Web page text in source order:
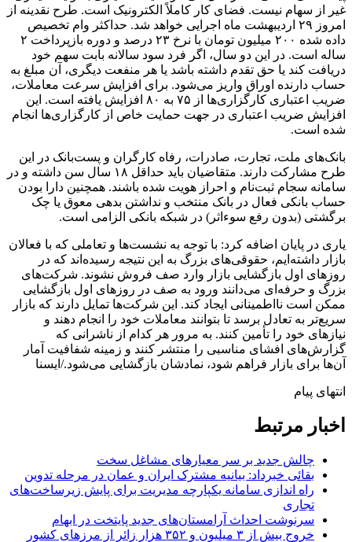
غیر از سهام نیست. فضای کار کاملاً الکترونیک است. طرح نقدینه از
امروز ۲۹ اردیبهشت ماه اجرایی خواهد شد. حداکثر وام تخصیص
داده شده ۲۰۰ میلیون تومان با نرخ ۲۳ درصد و دوره بازپرداخت ۲
ساله است. در این دو سال، اگر فرد سود سالانه بابت سهم خود
دریافت کند یا حق تقدم داشته باشد یا هر منفعت دیگری، آن مبلغ به
حساب دارنده اوراق واریز می‌شود. برای افزایش سرعت معاملات،
ضریب اعتباری کارگزاری‌ها از ۷۵ به ۸۰ افزایش یافته است. این
افزایش ضریب اعتباری در جهت حمایت خاص از کارگزاری‌ها انجام
شده است.
بانک‌های ملت، تجارت، صادرات، رفاه کارگران و پست‌بانک در این
طرح مشارکت دارند. متقاضیان باید حداقل ۱۸ سال سن داشته و در
سامانه سجام ثبت‌نام و احراز هویت شده باشند. همچنین دارا بودن
حساب بانکی فعال در بانک منتخب و نداشتن بدهی معوق یا چک
برگشتی (بدون رفع سوءاثر) در شبکه بانکی الزامی است.
یاری در پایان اضافه کرد: با توجه به نشست‌ها و تعاملی که با فعالان
بازار داشته‌ایم، حقوقی‌های بزرگ به این نتیجه رسیده‌اند که در
روزهای اول بازگشایی بازار وارد صف فروش نشوند. شرکت‌های
بزرگ و حرفه‌ای می‌دانند ورود به صف در روزهای اول بازگشایی
ممکن است نااطمینانی ایجاد کند. این شرکت‌ها تمایل دارند که بازار
سریع‌تر به تعادل برسد تا بتوانند معاملات خود را انجام دهند و
نیازهای خود را تأمین کنند. به مرور هر کدام از ناشرانی که
گزارش‌های افشای مناسبی را منتشر کنند و زمینه شفافیت آمار
آن‌ها برای بازار فراهم شود، نمادشان بازگشایی می‌شود./ایسنا
انتهای پیام
اخبار مرتبط
چالش جدید بر سر معیارهای مشاغل سخت
بقائی خبرداد: بیانیه مشترک ایران و عمان در مرحله تدوین
راه اندازی سامانه یکپارچه مدیریت برای پایش زیرساخت‌های
تجاری
سرنوشت احداث آرامستان‌های جدید پایتخت در ابهام
خروج بیش از ۳ میلیون و ۳۵۲ هزار زائر از مرزهای کشور